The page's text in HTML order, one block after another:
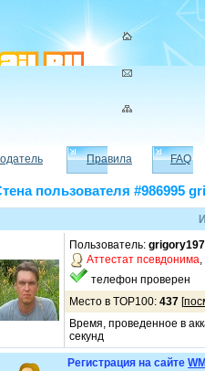
Правила FAQ
пользователя #986995
Пользователь:
Аттестат псевдонима
телефон проверен
Место в TOP100: 437 [
Время, проведенное в
секунд
Регистрация на сайте